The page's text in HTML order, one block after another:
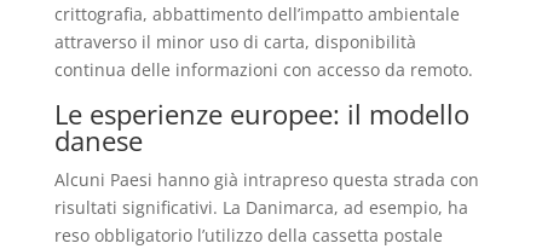
crittografia, abbattimento dell’impatto ambientale
attraverso il minor uso di carta, disponibilità
continua delle informazioni con accesso da remoto.
Le esperienze europee: il modello
danese
Alcuni Paesi hanno già intrapreso questa strada con
risultati significativi. La Danimarca, ad esempio, ha
reso obbligatorio l’utilizzo della cassetta postale